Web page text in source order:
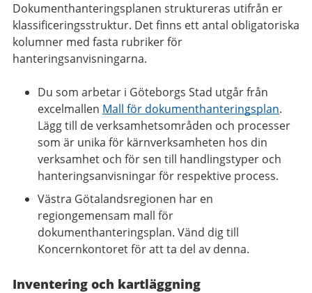
Dokumenthanteringsplanen struktureras utifrån er
klassificeringsstruktur. Det finns ett antal obligatoriska
kolumner med fasta rubriker för
hanteringsanvisningarna.
Du som arbetar i Göteborgs Stad utgår från
excelmallen Mall för dokumenthanteringsplan.
Lägg till de verksamhetsområden och processer
som är unika för kärnverksamheten hos din
verksamhet och för sen till handlingstyper och
hanteringsanvisningar för respektive process.
Västra Götalandsregionen har en
regiongemensam mall för
dokumenthanteringsplan. Vänd dig till
Koncernkontoret för att ta del av denna.
Inventering och kartläggning